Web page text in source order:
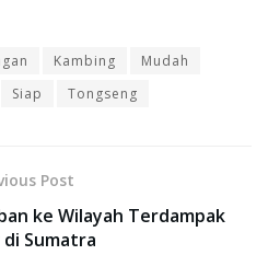
Kambing
Mudah
Siap Tongseng
Post
ke Wilayah Terdampak
Sumatra